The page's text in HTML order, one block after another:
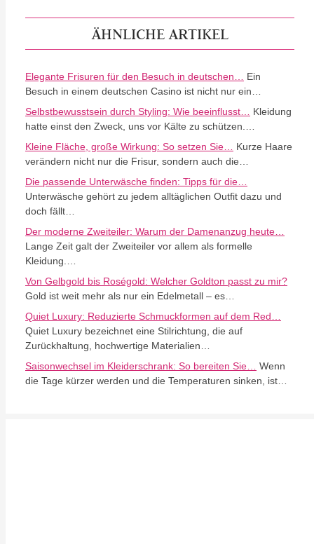
ÄHNLICHE ARTIKEL
Elegante Frisuren für den Besuch in deutschen…
Ein
Besuch in einem deutschen Casino ist nicht nur ein…
Selbstbewusstsein durch Styling: Wie beeinflusst…
Kleidung
hatte einst den Zweck, uns vor Kälte zu schützen.…
Kleine Fläche, große Wirkung: So setzen Sie…
Kurze Haare
verändern nicht nur die Frisur, sondern auch die…
Die passende Unterwäsche finden: Tipps für die…
Unterwäsche gehört zu jedem alltäglichen Outfit dazu und
doch fällt…
Der moderne Zweiteiler: Warum der Damenanzug heute…
Lange Zeit galt der Zweiteiler vor allem als formelle
Kleidung.…
Von Gelbgold bis Roségold: Welcher Goldton passt zu mir?
Gold ist weit mehr als nur ein Edelmetall – es…
Quiet Luxury: Reduzierte Schmuckformen auf dem Red…
Quiet Luxury bezeichnet eine Stilrichtung, die auf
Zurückhaltung, hochwertige Materialien…
Saisonwechsel im Kleiderschrank: So bereiten Sie…
Wenn
die Tage kürzer werden und die Temperaturen sinken, ist…